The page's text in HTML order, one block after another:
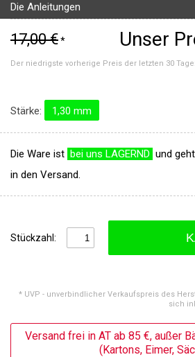
Die Anleitungen
17,00 €* Unser
Der niedrigste vorherige Preis der letzten 30 Tage:
Stärke: 1,30 mm
Die Ware ist bei uns LAGERND und
in den Versand.
Stückzahl:
* UVP - unverbindlicher Verkaufspreis des
sich
Versand frei in AT ab 85 €, außer
(Kartons, Eimer,